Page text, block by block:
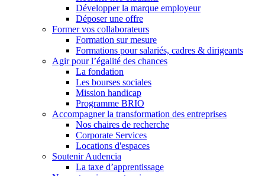
Développer la marque employeur
Déposer une offre
Former vos collaborateurs
Formation sur mesure
Formations pour salariés, cadres & dirigeants
Agir pour l’égalité des chances
La fondation
Les bourses sociales
Mission handicap
Programme BRIO
Accompagner la transformation des entreprises
Nos chaires de recherche
Corporate Services
Locations d'espaces
Soutenir Audencia
La taxe d’apprentissage